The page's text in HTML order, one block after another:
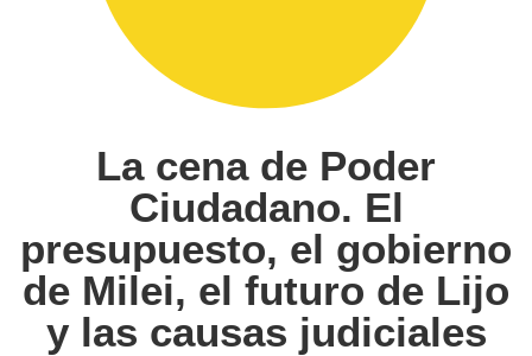
La cena de Poder
Ciudadano. El
presupuesto, el gobierno
de Milei, el futuro de Lijo
y las causas judiciales